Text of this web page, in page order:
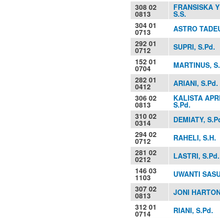
308 02
0813
FRANSISKA
S.S.
304 01
0713
ASTRO
292 01
0712
SUPRI, S.Pd.
152 01
0704
MARTINUS,
282 01
0412
ARIANI, S.Pd.
306 02
0813
KALISTA
S.Pd.
310 02
0314
DEMIATY,
294 02
0712
RAHELI, S.H.
281 02
0212
LASTRI, S.Pd.
146 03
1103
UWANTI
307 02
0813
JONI
312 01
0714
RIANI, S.Pd.